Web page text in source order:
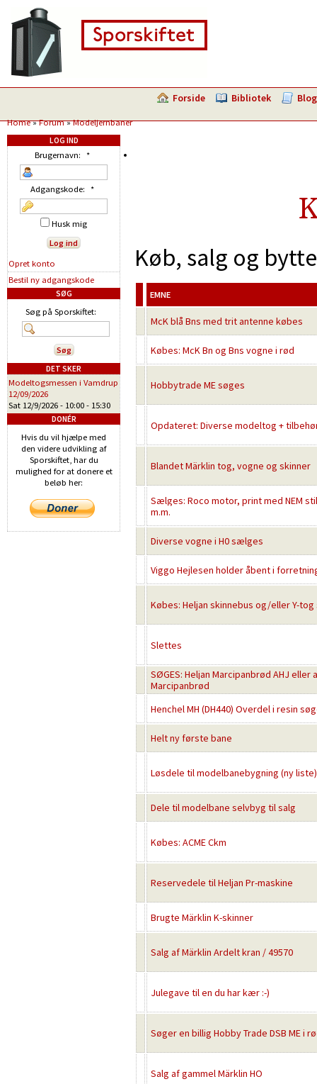
Forside Bibliotek Blog
Home»Forum»Modeljernbaner
Køb, salg og
EMNE
McK blå Bns med trit antenne købes
Købes: McK Bn og Bns vogne i rød
Hobbytrade ME søges
Opdateret: Diverse modeltog +
Blandet Märklin tog, vogne og skinner
Sælges: Roco motor, print med NEM
m.m.
Diverse vogne i H0 sælges
Viggo Hejlesen holder åbent i
Købes: Heljan skinnebus og/eller Y-
Slettes
SØGES: Heljan Marcipanbrød AHJ eller
Marcipanbrød
Henchel MH (DH440) Overdel i resin
Helt ny første bane
Løsdele til modelbanebygning (ny liste)
Dele til modelbane selvbyg til salg
Købes: ACME Ckm
Reservedele til Heljan Pr-maskine
Brugte Märklin K-skinner
Salg af Märklin Ardelt kran / 49570
Julegave til en du har kær :-)
Søger en billig Hobby Trade DSB ME i
Salg af gammel Märklin HO
LOG IND
Brugernavn: *
Adgangskode: *
Husk mig
Opret konto
Bestil ny adgangskode
SØG
Søg på Sporskiftet:
DET SKER
Modeltogsmessen i Vamdrup
12/09/2026
Sat 12/9/2026 - 10:00 - 15:30
DONÉR
Hvis du vil hjælpe med
den videre udvikling af
Sporskiftet, har du
mulighed for at donere et
beløb her: